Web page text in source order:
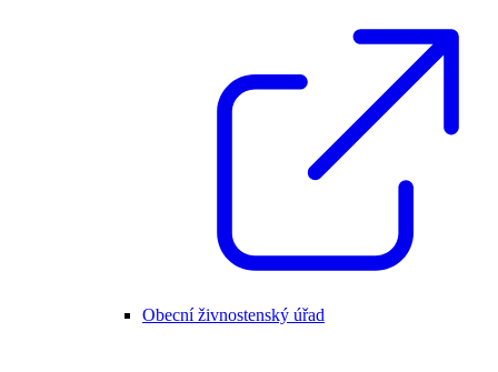
Obecní živnostenský úřad